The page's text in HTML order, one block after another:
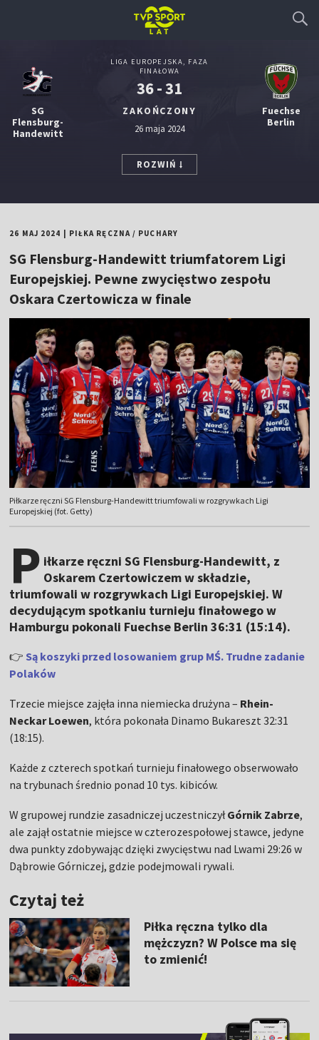
SG
Flensburg-
Handewitt
LIGA EUROPEJSKA, FAZA
FINAŁOWA
36 - 31
ZAKOŃCZONY
26 maja 2024
Fuechse
Berlin
ROZWIŃ
26 MAJ 2024 PIŁKA RĘCZNA/ PUCHARY
SG Flensburg-Handewitt triumfatorem Ligi
Europejskiej. Pewne zwycięstwo zespołu
Oskara Czertowicza w finale
Piłkarze ręczni SG Flensburg-Handewitt triumfowali w rozgrywkach Ligi
Europejskiej (fot. Getty)
P iłkarze ręczni SG Flensburg-Handewitt, z
Oskarem Czertowiczem w składzie,
triumfowali w rozgrywkach Ligi Europejskiej. W
decydującym spotkaniu turnieju finałowego w
Hamburgu pokonali Fuechse Berlin 36:31 (15:14).
👉 Są koszyki przed losowaniem grup MŚ. Trudne zadanie
Polaków
Trzecie miejsce zajęła inna niemiecka drużyna– Rhein-
Neckar Loewen, która pokonała Dinamo Bukareszt 32:31
(18:15).
Każde z czterech spotkań turnieju finałowego obserwowało
na trybunach średnio ponad 10 tys. kibiców.
W grupowej rundzie zasadniczej uczestniczyłGórnik Zabrze,
ale zajął ostatnie miejsce w czterozespołowej stawce, jedyne
dwa punkty zdobywając dzięki zwycięstwu nad Lwami 29:26 w
Dąbrowie Górniczej, gdzie podejmowali rywali.
Czytaj też
Piłka ręczna tylko dla
mężczyzn? W Polsce ma się
to zmienić!